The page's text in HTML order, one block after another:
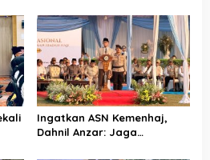
Ingatkan ASN Kemenhaj,
Dahnil Anzar: Jaga